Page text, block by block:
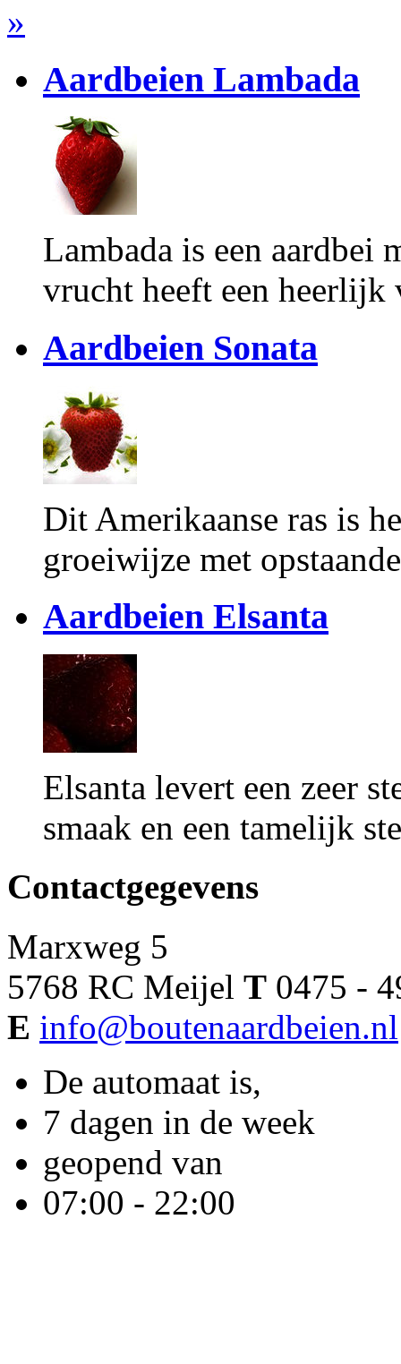
»
Aardbeien Lambada
Lambada is een aardbei
vrucht heeft een
Aardbeien Sonata
Dit Amerikaanse ras is
groeiwijze met
Aardbeien Elsanta
Elsanta levert een zeer
smaak en een tamelijk
Contactgegevens
Marxweg 5
5768 RC Meijel T 0475 -
E info@boutenaardbeien.nl
De automaat is,
7 dagen in de week
geopend van
07:00 - 22:00